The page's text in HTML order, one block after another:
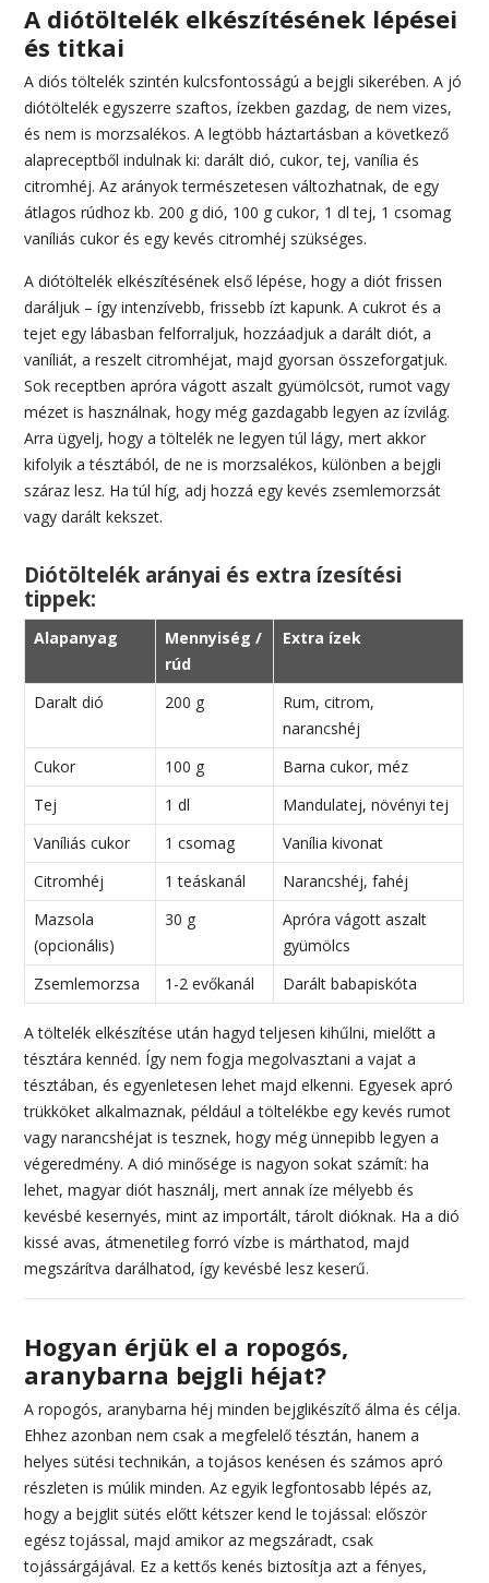
A diótöltelék elkészítésének lépései
és titkai
A diós töltelék szintén kulcsfontosságú a bejgli sikerében. A jó
diótöltelék egyszerre szaftos, ízekben gazdag, de nem vizes,
és nem is morzsalékos. A legtöbb háztartásban a következő
alapreceptből indulnak ki: darált dió, cukor, tej, vanília és
citromhéj. Az arányok természetesen változhatnak, de egy
átlagos rúdhoz kb. 200 g dió, 100 g cukor, 1 dl tej, 1 csomag
vaníliás cukor és egy kevés citromhéj szükséges.
A diótöltelék elkészítésének első lépése, hogy a diót frissen
daráljuk – így intenzívebb, frissebb ízt kapunk. A cukrot és a
tejet egy lábasban felforraljuk, hozzáadjuk a darált diót, a
vaníliát, a reszelt citromhéjat, majd gyorsan összeforgatjuk.
Sok receptben apróra vágott aszalt gyümölcsöt, rumot vagy
mézet is használnak, hogy még gazdagabb legyen az ízvilág.
Arra ügyelj, hogy a töltelék ne legyen túl lágy, mert akkor
kifolyik a tésztából, de ne is morzsalékos, különben a bejgli
száraz lesz. Ha túl híg, adj hozzá egy kevés zsemlemorzsát
vagy darált kekszet.
Diótöltelék arányai és extra ízesítési
tippek:
Alapanyag
Mennyiség /
rúd
Extra ízek
Daralt dió 200 g
Rum, citrom,
narancshéj
Cukor
100 g
Barna cukor, méz
Tej
1 dl
Mandulatej, növényi tej
Vaníliás cukor
1 csomag
Vanília kivonat
Citromhéj
1 teáskanál
Narancshéj, fahéj
Mazsola
(opcionális)
30 g
Apróra vágott aszalt
gyümölcs
Zsemlemorzsa
1-2 evőkanál Darált babapiskóta
A töltelék elkészítése után hagyd teljesen kihűlni, mielőtt a
tésztára kennéd. Így nem fogja megolvasztani a vajat a
tésztában, és egyenletesen lehet majd elkenni. Egyesek apró
trükköket alkalmaznak, például a töltelékbe egy kevés rumot
vagy narancshéjat is tesznek, hogy még ünnepibb legyen a
végeredmény. A dió minősége is nagyon sokat számít: ha
lehet, magyar diót használj, mert annak íze mélyebb és
kevésbé kesernyés, mint az importált, tárolt dióknak. Ha a dió
kissé avas, átmenetileg forró vízbe is márthatod, majd
megszárítva darálhatod, így kevésbé lesz keserű.
Hogyan érjük el a ropogós,
aranybarna bejgli héjat?
A ropogós, aranybarna héj minden bejglikészítő álma és célja.
Ehhez azonban nem csak a megfelelő tésztán, hanem a
helyes sütési technikán, a tojásos kenésen és számos apró
részleten is múlik minden. Az egyik legfontosabb lépés az,
hogy a bejglit sütés előtt kétszer kend le tojással: először
egész tojással, majd amikor az megszáradt, csak
tojássárgájával. Ez a kettős kenés biztosítja azt a fényes,